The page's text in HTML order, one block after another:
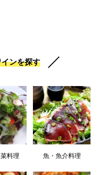
ンを探す
料理 魚・魚介料理